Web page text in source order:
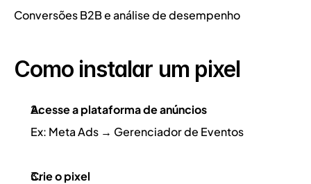
Conversões B2B e análise de desempenho
Como instalar um pixel
Acesse a plataforma de anúncios
Ex: Meta Ads → Gerenciador de Eventos
Crie o pixel